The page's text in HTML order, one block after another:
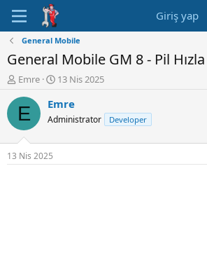
Giriş yap
General Mobile
General Mobile GM 8 - Pil
K
n
u
y
u
B
a
Emre
B
ş
l
n
ı
13 Nis 2025
E Emre
Administrator Developer
13 Nis 2025